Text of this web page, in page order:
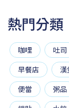
熱門分類
咖哩 吐司
早餐店
漢
便當
粥品